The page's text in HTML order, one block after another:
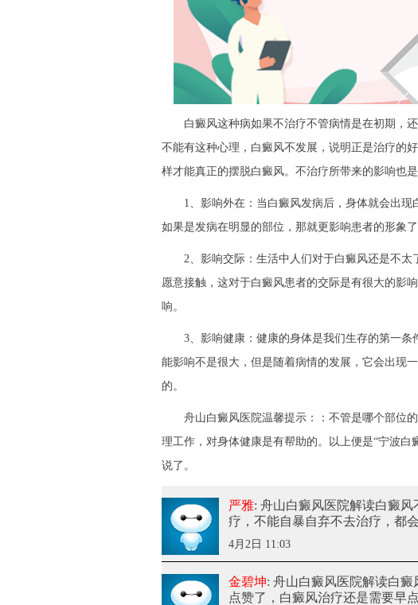
白癜风这种病如果不治疗不管病情是在初期，还
不能有这种心理，白癜风不发展，说明正是治疗的
样才能真正的摆脱白癜风。不治疗所带来的影响也
1、影响外在：当白癜风发病后，身体就会出现
如果是发病在明显的部位，那就更影响患者的形象了
2、影响交际：生活中人们对于白癜风还是不太
愿意接触，这对于白癜风患者的交际是有很大的影
响。
3、影响健康：健康的身体是我们生存的第一条
能影响不是很大，但是随着病情的发展，它会出现
的。
舟山白癜风医院温馨提示：：不管是哪个部位的
理工作，对身体健康是有帮助的。以上便是“宁波
说了。
严雅: 舟山白癜风医院解读白癜
疗，不能自暴自弃不去治疗，都
4月2日 11:03
金碧坤: 舟山白癜风医院解读白
点赞了，白癜风治疗还是需要早